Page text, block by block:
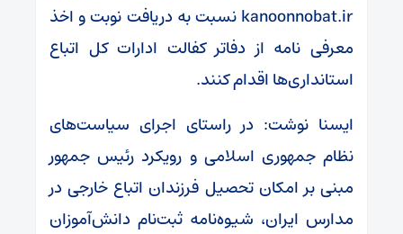
kanoonnobat.ir نسبت به دریافت نوبت و اخذ
معرفی نامه از دفاتر کفالت ادارات کل اتباع
استانداری‌ها اقدام کنند.
ایسنا نوشت: در راستای اجرای سیاست‌های
نظام جمهوری اسلامی و رویکرد رئیس جمهور
مبنی بر امکان تحصیل فرزندان اتباع خارجی در
مدارس ایران، شیوه‌نامه ثبت‌نام دانش‌آموزان